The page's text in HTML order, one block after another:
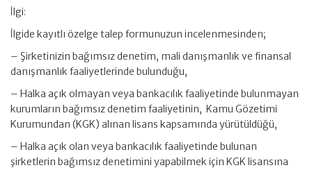
İlgi:
İlgide kayıtlı özelge talep formunuzun incelenmesinden;
– Şirketinizin bağımsız denetim, mali danışmanlık ve finansal
danışmanlık faaliyetlerinde bulunduğu,
– Halka açık olmayan veya bankacılık faaliyetinde bulunmayan
kurumların bağımsız denetim faaliyetinin, Kamu Gözetimi
Kurumundan (KGK) alınan lisans kapsamında yürütüldüğü,
– Halka açık olan veya bankacılık faaliyetinde bulunan
şirketlerin bağımsız denetimini yapabilmek için KGK lisansına